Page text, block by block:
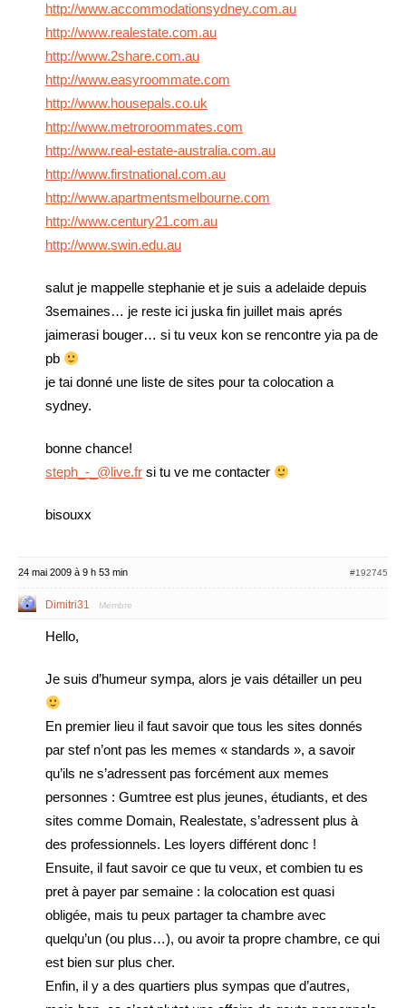
http://www.accommodationsydney.com.au
http://www.realestate.com.au
http://www.2share.com.au
http://www.easyroommate.com
http://www.housepals.co.uk
http://www.metroroommates.com
http://www.real-estate-australia.com.au
http://www.firstnational.com.au
http://www.apartmentsmelbourne.com
http://www.century21.com.au
http://www.swin.edu.au
salut je mappelle stephanie et je suis a adelaide depuis
3semaines… je reste ici juska fin juillet mais aprés
jaimerasi bouger… si tu veux kon se rencontre yia pa de
pb
je tai donné une liste de sites pour ta colocation a
sydney.
bonne chance!
steph_-_@live.fr si tu ve me contacter
bisouxx
24 mai 2009 à 9 h 53 min #192745
Dimitri31 Membre
Hello,
Je suis d’humeur sympa, alors je vais détailler un peu
En premier lieu il faut savoir que tous les sites donnés
par stef n’ont pas les memes « standards », a savoir
qu’ils ne s’adressent pas forcément aux memes
personnes : Gumtree est plus jeunes, étudiants, et des
sites comme Domain, Realestate, s’adressent plus à
des professionnels. Les loyers différent donc !
Ensuite, il faut savoir ce que tu veux, et combien tu es
pret à payer par semaine : la colocation est quasi
obligée, mais tu peux partager ta chambre avec
quelqu’un (ou plus…), ou avoir ta propre chambre, ce qui
est bien sur plus cher.
Enfin, il y a des quartiers plus sympas que d’autres,